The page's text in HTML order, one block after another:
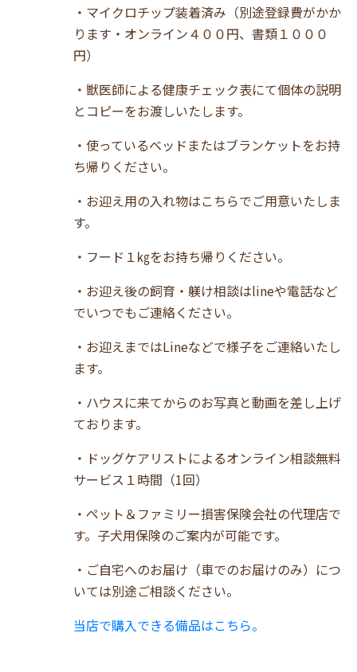
・マイクロチップ装着済み（別途登録費がかか
ります・オンライン４００円、書類１０００
円）
・獣医師による健康チェック表にて個体の説明
とコピーをお渡しいたします。
・使っているベッドまたはブランケットをお持
ち帰りください。
・お迎え用の入れ物はこちらでご用意いたしま
す。
・フード１㎏をお持ち帰りください。
・お迎え後の飼育・躾け相談はlineや電話など
でいつでもご連絡ください。
・お迎えまではLineなどで様子をご連絡いたし
ます。
・ハウスに来てからのお写真と動画を差し上げ
ております。
・ドッグケアリストによるオンライン相談無料
サービス１時間（1回）
・ペット＆ファミリー損害保険会社の代理店で
す。子犬用保険のご案内が可能です。
・ご自宅へのお届け（車でのお届けのみ）につ
いては別途ご相談ください。
当店で購入できる備品はこちら。